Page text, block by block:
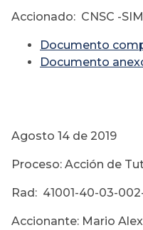
Accionado: CNSC -
Documento
Documento
Agosto 14 de 2019
Proceso: Acción de
Rad: 41001-40-03-
Accionante: Mario